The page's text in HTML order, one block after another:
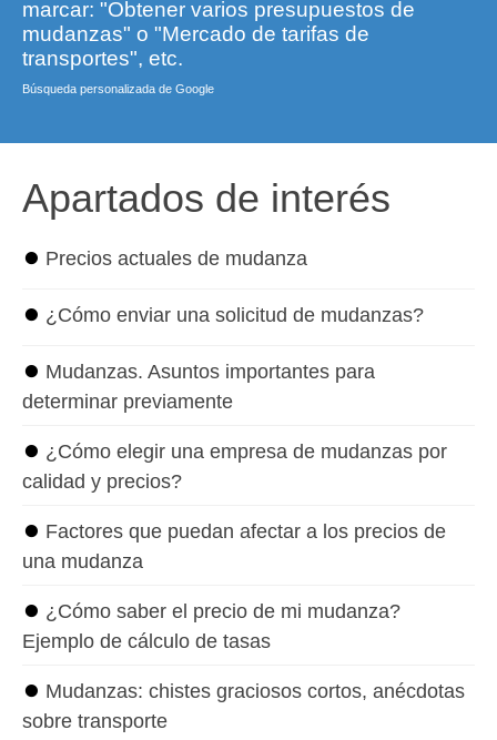
marcar: "Obtener varios presupuestos de
mudanzas" o "Mercado de tarifas de
transportes", etc.
Búsqueda personalizada de Google
Apartados de interés
⏺ Precios actuales de mudanza
⏺ ¿Cómo enviar una solicitud de mudanzas?
⏺ Mudanzas. Asuntos importantes para
determinar previamente
⏺ ¿Cómo elegir una empresa de mudanzas por
calidad y precios?
⏺ Factores que puedan afectar a los precios de
una mudanza
⏺ ¿Cómo saber el precio de mi mudanza?
Ejemplo de cálculo de tasas
⏺ Mudanzas: chistes graciosos cortos, anécdotas
sobre transporte